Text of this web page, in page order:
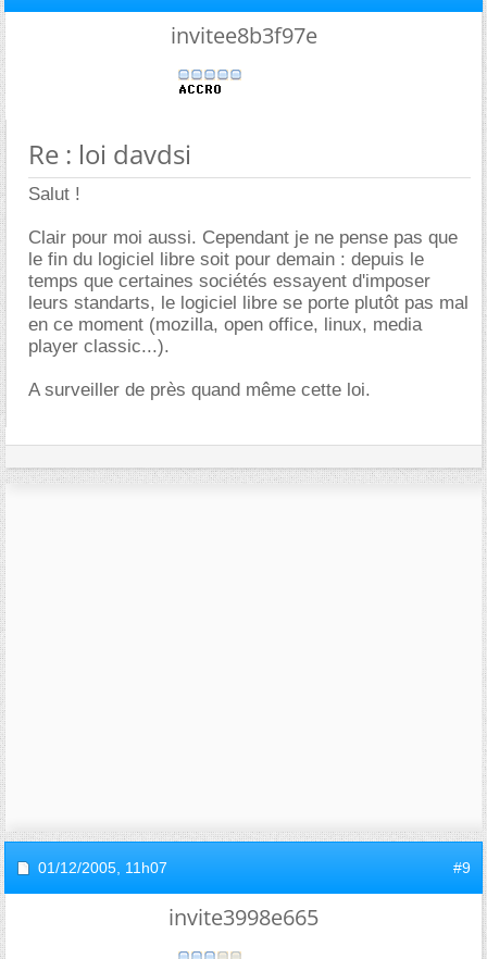
invitee8b3f97e
Re : loi davdsi
Salut !
Clair pour moi aussi. Cependant je ne pense pas que
le fin du logiciel libre soit pour demain : depuis le
temps que certaines sociétés essayent d'imposer
leurs standarts, le logiciel libre se porte plutôt pas mal
en ce moment (mozilla, open office, linux, media
player classic...).
A surveiller de près quand même cette loi.
01/12/2005, 11h07 #9
invite3998e665